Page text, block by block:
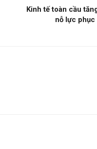
Kinh tế toàn cầu
nỗ lực